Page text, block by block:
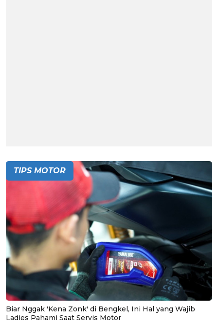
TIPS MOTOR
Biar Nggak 'Kena Zonk' di Bengkel, Ini Hal yang Wajib
Ladies Pahami Saat Servis Motor